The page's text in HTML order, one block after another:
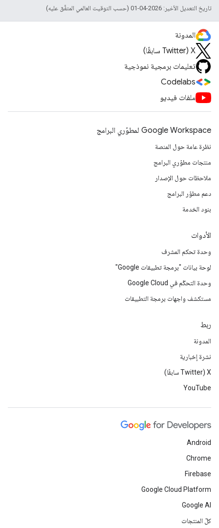
تاريخ التعديل الأخير: 2026-04-01 (حسب التوقيت العالمي المتفَّق عليه)
المدونة
‫X ‏(Twitter سابقًا)
تعليمات برمجية نموذجية
Codelabs
ملفات فيديو
Google Workspace لمطوّري البرامج
نظرة عامة حول المنصة
منتجات مطوّري البرامج
ملاحظات حول الإصدار
دعم مطوّر البرامج
بنود الخدمة
الأدوات
وحدة تحكم المشرف
لوحة بيانات "برمجة تطبيقات Google"
وحدة التحكّم في Google Cloud
مستكشف واجهات برمجة التطبيقات
ربط
المدونة
نشرة إخبارية
‫X ‏(Twitter سابقًا)
YouTube
Android
Chrome
Firebase
Google Cloud Platform
Google AI
كلّ المنتجات